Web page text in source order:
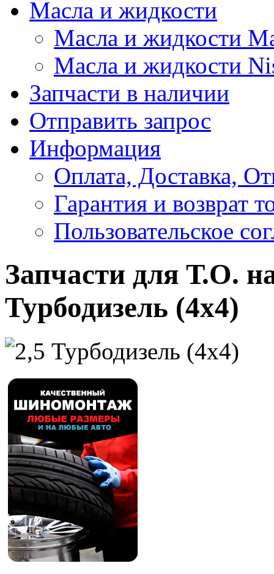
Масла и жидкости
Масла и жидкости
Масла и жидкости
Запчасти в наличии
Отправить запрос
Информация
Оплата, Доставка,
Гарантия и возврат
Пользовательское
Запчасти для Т.О.
Турбодизель (4x4)